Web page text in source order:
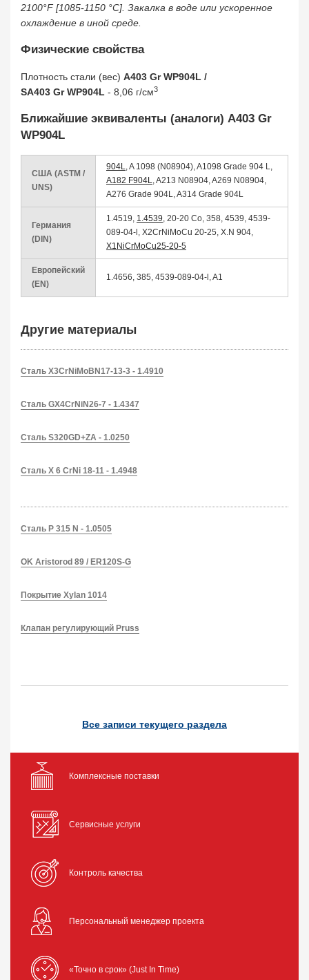
2100°F [1085-1150 °С]. Закалка в воде или ускоренное
охлаждение в иной среде.
Физические свойства
Плотность стали (вес) A403 Gr WP904L /
SA403 Gr WP904L - 8,06 г/см3
Ближайшие эквиваленты (аналоги) A403 Gr
WP904L
США (ASTM /
UNS)
904L, A 1098 (N08904), A1098 Grade 904 L,
A182 F904L, A213 N08904, A269 N08904,
A276 Grade 904L, A314 Grade 904L
Германия
(DIN)
1.4519, 1.4539, 20-20 Co, 358, 4539, 4539-
089-04-l, X2CrNiMoCu 20-25, X.N 904,
X1NiCrMoCu25-20-5
Европейский
(EN)
1.4656, 385, 4539-089-04-l, A1
Другие материалы
Сталь X3CrNiMoBN17-13-3 - 1.4910
Сталь GX4CrNiN26-7 - 1.4347
Сталь S320GD+ZA - 1.0250
Сталь X 6 CrNi 18-11 - 1.4948
Сталь P 315 N - 1.0505
OK Aristorod 89 / ER120S-G
Покрытие Xylan 1014
Клапан регулирующий Pruss
Все записи текущего раздела
Комплексные поставки
Сервисные услуги
Контроль качества
Персональный менеджер проекта
«Точно в срок» (Just In Time)